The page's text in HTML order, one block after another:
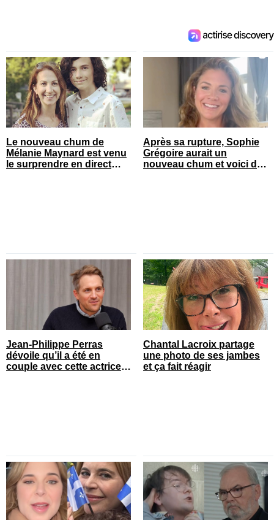
Le nouveau chum de
Mélanie Maynard est venu
le surprendre en direct
Après sa rupture, Sophie
Grégoire aurait un
nouveau chum et voici de
Jean-Philippe Perras
dévoile qu’il a été en
couple avec cette actrice
Chantal Lacroix partage
une photo de ses jambes
et ça fait réagir